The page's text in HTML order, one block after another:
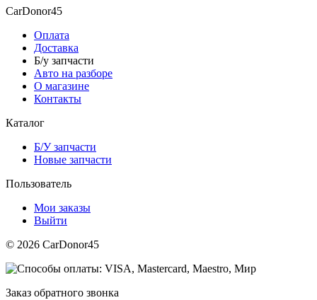
CarDonor45
Оплата
Доставка
Б/у запчасти
Авто на разборе
О магазине
Контакты
Каталог
Б/У запчасти
Новые запчасти
Пользователь
Мои заказы
Выйти
© 2026 CarDonor45
Заказ обратного звонка